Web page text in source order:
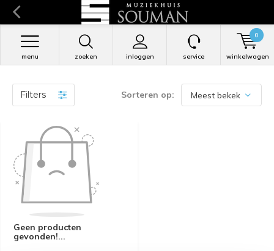
zoeken inloggen
menu service winkelwagen
0
Filters Sorteren op:
Geen producten
gevonden!...